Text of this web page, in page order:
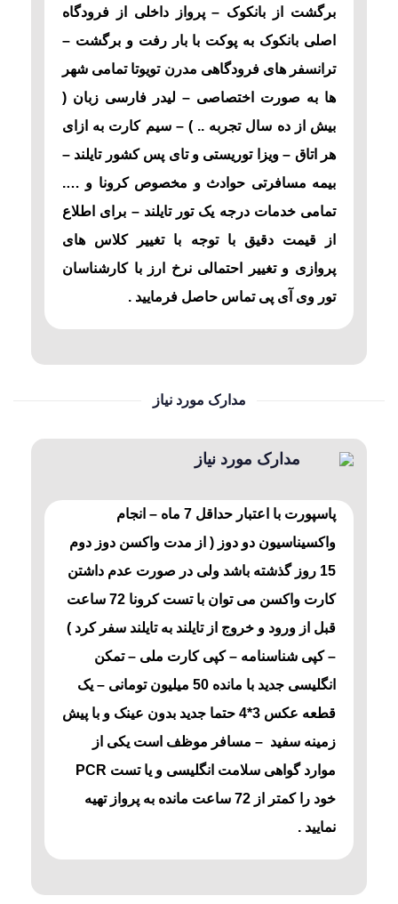
برگشت از بانکوک – پرواز داخلی از فرودگاه
اصلی بانکوک به پوکت با بار رفت و برگشت –
ترانسفر های فرودگاهی مدرن تویوتا تمامی شهر
ها به صورت اختصاصی – لیدر فارسی زبان (
بیش از ده سال تجربه .. ) – سیم کارت به ازای
هر اتاق – ویزا توریستی و تای پس کشور تایلند –
بیمه مسافرتی حوادث و مخصوص کرونا و ….
تمامی خدمات درجه یک تور تایلند – برای اطلاع
از قیمت دقیق با توجه با تغییر کلاس های
پروازی و تغییر احتمالی نرخ ارز با کارشناسان
تور وی آی پی تماس حاصل فرمایید .
مدارک مورد نیاز
مدارک مورد نیاز
پاسپورت با اعتبار حداقل 7 ماه – انجام
واکسیناسیون دو دوز ( از مدت واکسن دوز دوم
15 روز گذشته باشد ولی در صورت عدم داشتن
کارت واکسن می توان با تست کرونا 72 ساعت
قبل از ورود و خروج از تایلند به تایلند سفر کرد )
– کپی شناسنامه – کپی کارت ملی – تمکن
انگلیسی جدید با مانده 50 میلیون تومانی – یک
قطعه عکس 3*4 حتما جدید بدون عینک و با پیش
زمینه سفید – مسافر موظف است یکی از
موارد گواهی سلامت انگلیسی و یا تست PCR
خود را کمتر از 72 ساعت مانده به پرواز تهیه
نمایید .